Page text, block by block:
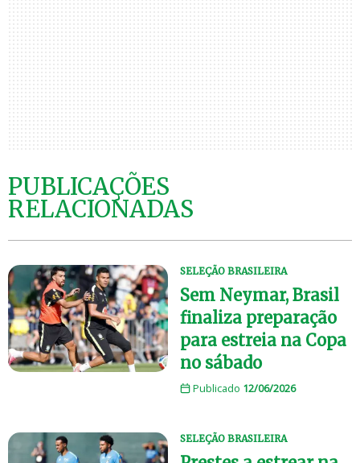
PUBLICAÇÕES
RELACIONADAS
SELEÇÃO BRASILEIRA
Sem Neymar, Brasil
finaliza preparação
para estreia na Copa
no sábado
Publicado 12/06/2026
SELEÇÃO BRASILEIRA